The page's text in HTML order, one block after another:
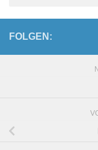
FOLGEN: